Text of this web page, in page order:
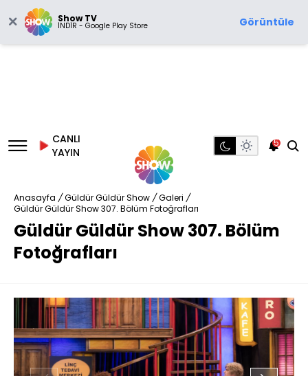
Show TV
İNDİR - Google Play Store Görüntüle
CANLI
YAYIN
5
Anasayfa / Güldür Güldür Show / Galeri /
Güldür Güldür Show 307. Bölüm Fotoğrafları
Güldür Güldür Show 307. Bölüm
Fotoğrafları